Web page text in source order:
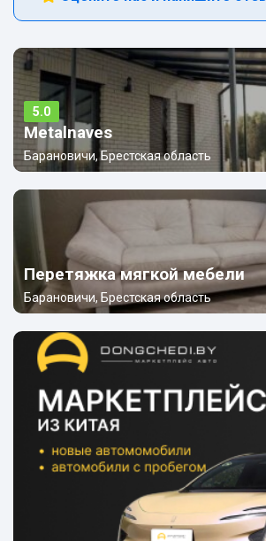
5.0
Metalnaves
Барановичи, Брестская область
Перетяжка мягкой мебели
Барановичи, Брестская область